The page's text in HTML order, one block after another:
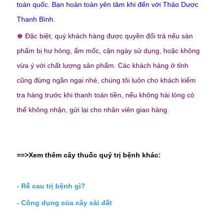
toàn quốc. Bạn hoàn toàn yên tâm khi đến với Thảo Dược
Thanh Bình.
♚ Đặc biệt, quý khách hàng được quyền đổi trả nếu sản
phẩm bị hư hỏng, ẩm mốc, cận ngày sử dụng, hoặc không
vừa ý với chất lượng sản phẩm. Các khách hàng ở tỉnh
cũng đừng ngần ngại nhé, chúng tôi luôn cho khách kiểm
tra hàng trước khi thanh toán tiền, nếu không hài lòng có
thể không nhận, gửi lại cho nhân viên giao hàng.
==>Xem thêm cây thuốc quý trị bệnh khác:
- Rễ cau trị bệnh gì?
- Công dụng của cây sài đất